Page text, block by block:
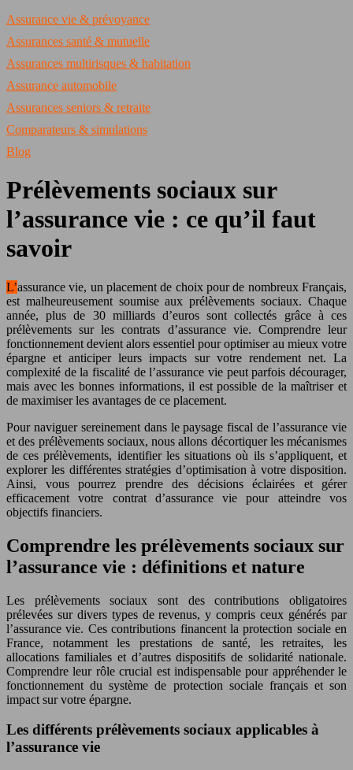
Assurance vie & prévoyance
Assurances santé & mutuelle
Assurances multirisques & habitation
Assurance automobile
Assurances seniors & retraite
Comparateurs & simulations
Blog
Prélèvements sociaux sur
l’assurance vie : ce qu’il faut
savoir
L’assurance vie, un placement de choix pour de nombreux Français,
est malheureusement soumise aux prélèvements sociaux. Chaque
année, plus de 30 milliards d’euros sont collectés grâce à ces
prélèvements sur les contrats d’assurance vie. Comprendre leur
fonctionnement devient alors essentiel pour optimiser au mieux votre
épargne et anticiper leurs impacts sur votre rendement net. La
complexité de la fiscalité de l’assurance vie peut parfois décourager,
mais avec les bonnes informations, il est possible de la maîtriser et
de maximiser les avantages de ce placement.
Pour naviguer sereinement dans le paysage fiscal de l’assurance vie
et des prélèvements sociaux, nous allons décortiquer les mécanismes
de ces prélèvements, identifier les situations où ils s’appliquent, et
explorer les différentes stratégies d’optimisation à votre disposition.
Ainsi, vous pourrez prendre des décisions éclairées et gérer
efficacement votre contrat d’assurance vie pour atteindre vos
objectifs financiers.
Comprendre les prélèvements sociaux sur
l’assurance vie : définitions et nature
Les prélèvements sociaux sont des contributions obligatoires
prélevées sur divers types de revenus, y compris ceux générés par
l’assurance vie. Ces contributions financent la protection sociale en
France, notamment les prestations de santé, les retraites, les
allocations familiales et d’autres dispositifs de solidarité nationale.
Comprendre leur rôle crucial est indispensable pour appréhender le
fonctionnement du système de protection sociale français et son
impact sur votre épargne.
Les différents prélèvements sociaux applicables à
l’assurance vie